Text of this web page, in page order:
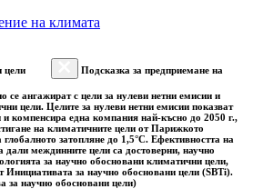
на климата
цели
Подсказка за предприемане на
се ангажират с цели за нулеви нетни емисии и
цели. Целите за нулеви нетни емисии показват
компенсира една компания най-късно до 2050 г.,
на климатичните цели от Парижкото
затопляне до 1,5°C. Ефективността на
дали междинните цели са достоверни, научно
за научно обосновани климатични цели,
Инициативата за научно обосновани цели (SBTi).
за научно обосновани цели)